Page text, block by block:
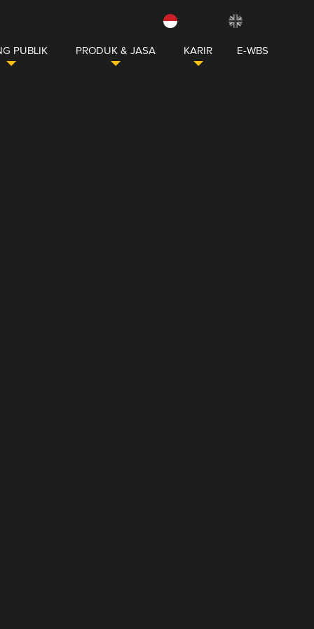
PUBLIK PRODUK & JASA KARIR E-WBS